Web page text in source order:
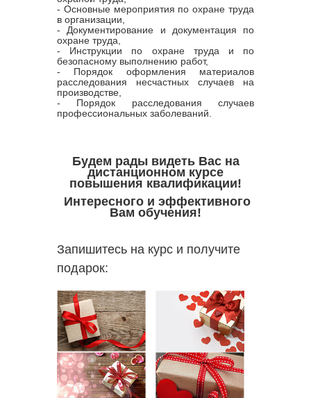
- Основные мероприятия по охране труда
в организации,
- Документирование и документация по
охране труда,
- Инструкции по охране труда и по
безопасному выполнению работ,
- Порядок оформления материалов
расследования несчастных случаев на
производстве,
- Порядок расследования случаев
профессиональных заболеваний.
Будем рады видеть Вас на
дистанционном курсе
повышения квалификации!
Интересного и эффективного
Вам обучения!
Запишитесь на курс и получите
подарок: